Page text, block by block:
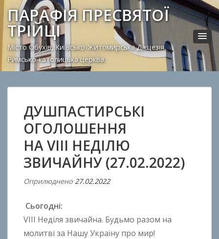
ПАРАФІЯ ПРЕСВЯТОЇ
ТРІЙЦІ
Місто Обухів, Київсько-Житомирська Дієцезія.
Римсько-католицька церква.
ДУШПАСТИРСЬКІ
ОГОЛОШЕННЯ
НА VIII НЕДІЛЮ
ЗВИЧАЙНУ (27.02.2022)
Оприлюднено 27.02.2022В
A
n
Сьогодні:
VIII Неділя звичайна. Будьмо разом на
молитві за Нашу Україну про мир!